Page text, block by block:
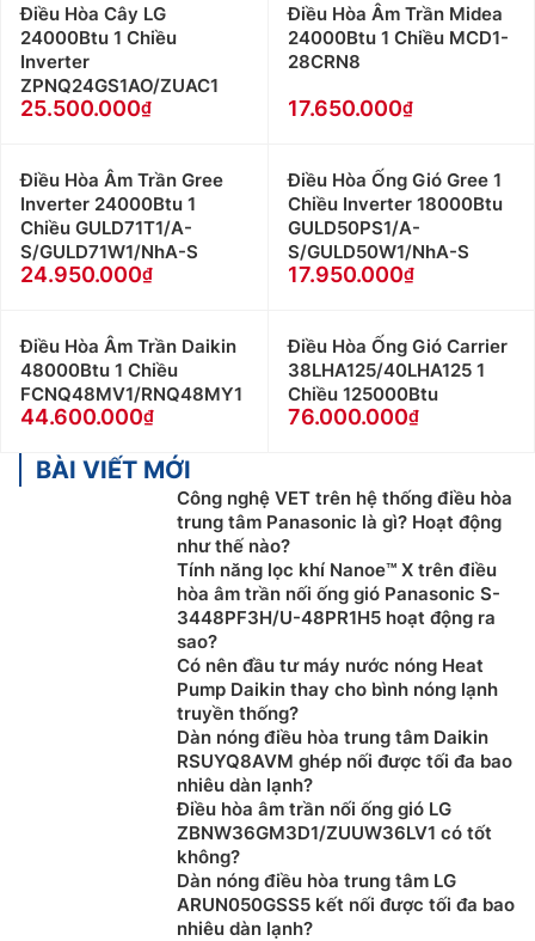
Điều Hòa Cây LG
24000Btu 1 Chiều
Inverter
ZPNQ24GS1AO/ZUAC1
25.500.000
Điều Hòa Âm Trần Midea
24000Btu 1 Chiều MCD1-
28CRN8
17.650.000
Điều Hòa Âm Trần Gree
Inverter 24000Btu 1
Chiều GULD71T1/A-
S/GULD71W1/NhA-S
24.950.000
Điều Hòa Ống Gió Gree 1
Chiều Inverter 18000Btu
GULD50PS1/A-
S/GULD50W1/NhA-S
17.950.000
Điều Hòa Âm Trần Daikin
48000Btu 1 Chiều
FCNQ48MV1/RNQ48MY1
44.600.000
Điều Hòa Ống Gió Carrier
38LHA125/40LHA125 1
Chiều 125000Btu
76.000.000
BÀI VIẾT MỚI
Công nghệ VET trên hệ thống điều hòa
trung tâm Panasonic là gì? Hoạt động
như thế nào?
Tính năng lọc khí Nanoe™ X trên điều
hòa âm trần nối ống gió Panasonic S-
3448PF3H/U-48PR1H5 hoạt động ra
sao?
Có nên đầu tư máy nước nóng Heat
Pump Daikin thay cho bình nóng lạnh
truyền thống?
Dàn nóng điều hòa trung tâm Daikin
RSUYQ8AVM ghép nối được tối đa bao
nhiêu dàn lạnh?
Điều hòa âm trần nối ống gió LG
ZBNW36GM3D1/ZUUW36LV1 có tốt
không?
Dàn nóng điều hòa trung tâm LG
ARUN050GSS5 kết nối được tối đa bao
nhiêu dàn lạnh?